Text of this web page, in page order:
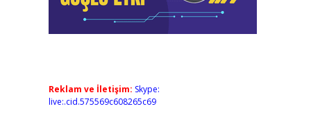
Reklam ve İletişim: Skype:
live:.cid.575569c608265c69